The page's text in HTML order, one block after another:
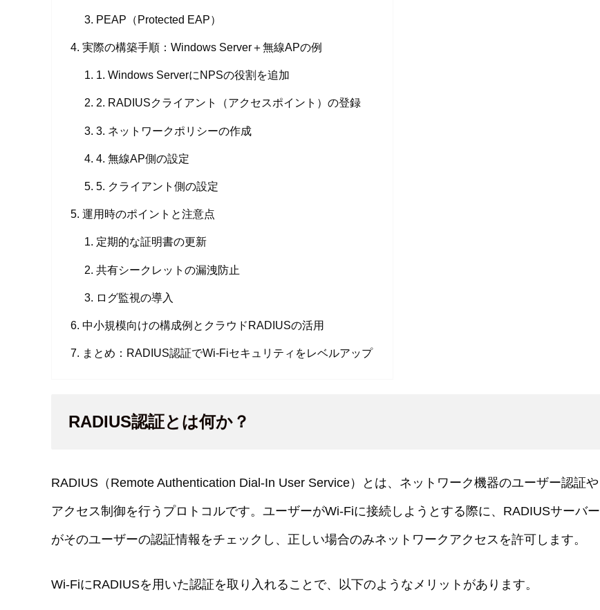
PEAP（Protected EAP）
実際の構築手順：Windows Server＋無線APの例
1. Windows ServerにNPSの役割を追加
2. RADIUSクライアント（アクセスポイント）の登録
3. ネットワークポリシーの作成
4. 無線AP側の設定
5. クライアント側の設定
運用時のポイントと注意点
定期的な証明書の更新
共有シークレットの漏洩防止
ログ監視の導入
中小規模向けの構成例とクラウドRADIUSの活用
まとめ：RADIUS認証でWi-Fiセキュリティをレベルアップ
RADIUS認証とは何か？
RADIUS（Remote Authentication Dial-In User Service）とは、ネットワーク機器のユーザー認証や
アクセス制御を行うプロトコルです。ユーザーがWi-Fiに接続しようとする際に、RADIUSサーバー
がそのユーザーの認証情報をチェックし、正しい場合のみネットワークアクセスを許可します。
Wi-FiにRADIUSを用いた認証を取り入れることで、以下のようなメリットがあります。